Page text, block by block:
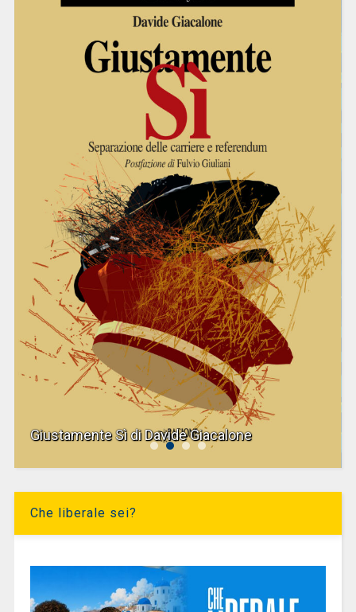
Giustamente Sì di Davide Giacalone
Che liberale sei?